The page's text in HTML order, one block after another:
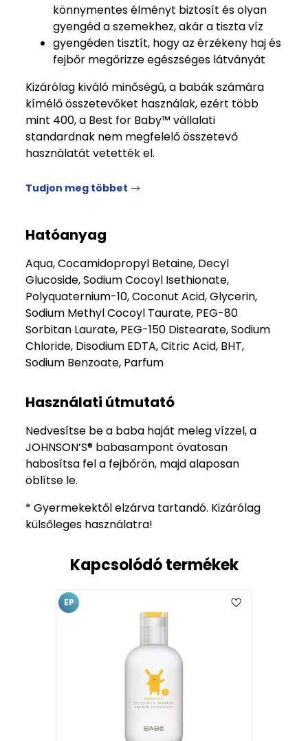
könnymentes élményt biztosít és olyan
gyengéd a szemekhez, akár a tiszta víz
gyengéden tisztít, hogy az érzékeny haj és
fejbőr megőrizze egészséges látványát
Kizárólag kiváló minőségű, a babák számára
kímélő összetevőket használak, ezért több
mint 400, a Best for Baby™ vállalati
standardnak nem megfelelő összetevő
használatát vetették el.
Tudjon meg többet
Hatóanyag
Aqua, Cocamidopropyl Betaine, Decyl
Glucoside, Sodium Cocoyl Isethionate,
Polyquaternium-10, Coconut Acid, Glycerin,
Sodium Methyl Cocoyl Taurate, PEG-80
Sorbitan Laurate, PEG-150 Distearate, Sodium
Chloride, Disodium EDTA, Citric Acid, BHT,
Sodium Benzoate, Parfum
Használati útmutató
Nedvesítse be a baba haját meleg vízzel, a
JOHNSON’S® babasampont óvatosan
habosítsa fel a fejbőrön, majd alaposan
öblítse le.
* Gyermekektől elzárva tartandó. Kizárólag
külsőleges használatra!
Kapcsolódó termékek
EP